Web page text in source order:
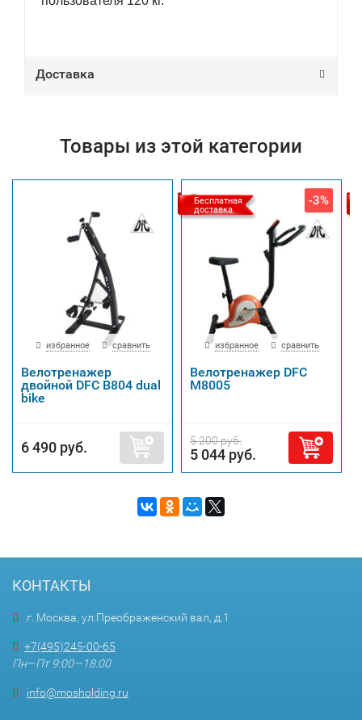
Доставка
Товары из этой категории
избранное сравнить
Велотренажер
двойной DFC B804 dual
bike
6 490 руб.
Бесплатная
доставка
-3%
избранное сравнить
Велотренажер DFC
M8005
5 200 руб.
5 044 руб.
КОНТАКТЫ
г. Москва, ул.Преображенский вал, д.1
+7(495)245-00-65
Пн—Пт 9:00—18:00
info@mosholding.ru